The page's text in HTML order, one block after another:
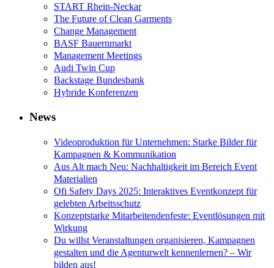
START Rhein-Neckar
The Future of Clean Garments
Change Management
BASF Bauernmarkt
Management Meetings
Audi Twin Cup
Backstage Bundesbank
Hybride Konferenzen
News
Videoproduktion für Unternehmen: Starke Bilder für
Kampagnen & Kommunikation
Aus Alt mach Neu: Nachhaltigkeit im Bereich Event
Materialien
Ofi Safety Days 2025: Interaktives Eventkonzept für
gelebten Arbeitsschutz
Konzeptstarke Mitarbeitendenfeste: Eventlösungen mit
Wirkung
Du willst Veranstaltungen organisieren, Kampagnen
gestalten und die Agenturwelt kennenlernen? – Wir
bilden aus!